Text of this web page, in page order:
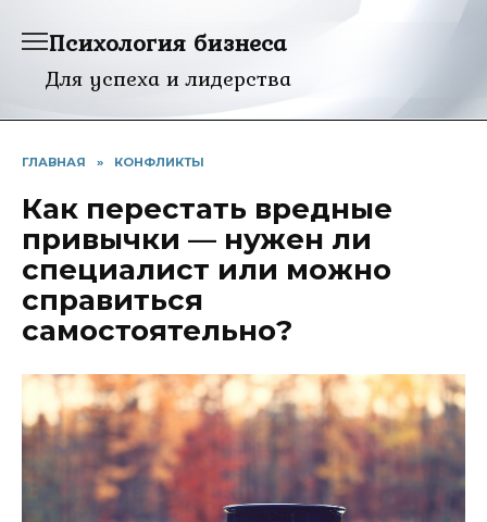
Психология бизнеса
Для успеха и лидерства
ГЛАВНАЯ » КОНФЛИКТЫ
Как перестать вредные
привычки — нужен ли
специалист или можно
справиться
самостоятельно?